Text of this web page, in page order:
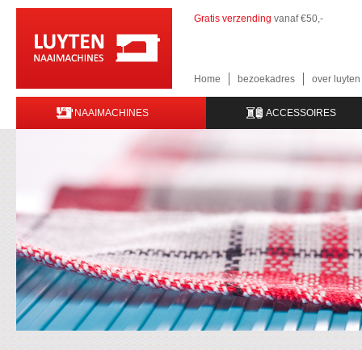
Gratis verzending vanaf €50,-
Home bezoekadres over
NAAIMACHINES ACCESSOIRES